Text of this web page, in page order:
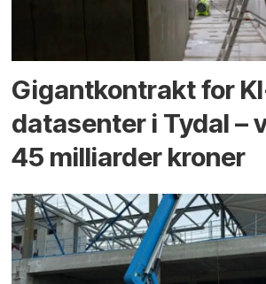
Gigantkontrakt for
datasenter i Tydal –
45 milliarder kroner